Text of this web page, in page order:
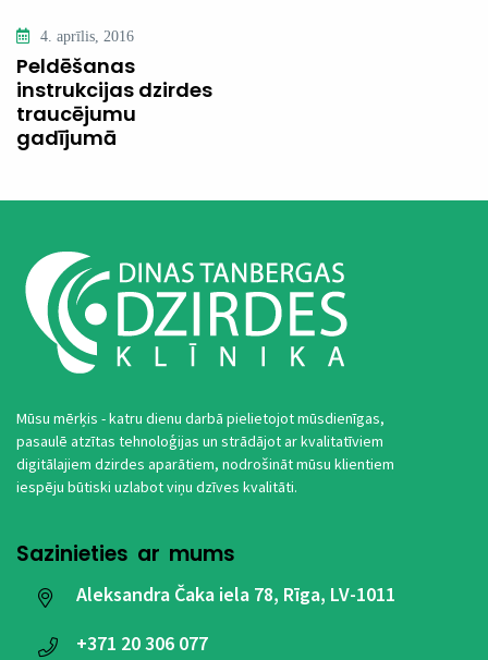
4. aprīlis, 2016
Peldēšanas
instrukcijas dzirdes
traucējumu
gadījumā
Mūsu mērķis - katru dienu darbā pielietojot mūsdienīgas,
pasaulē atzītas tehnoloģijas un strādājot ar kvalitatīviem
digitālajiem dzirdes aparātiem, nodrošināt mūsu klientiem
iespēju būtiski uzlabot viņu dzīves kvalitāti.
Sazinieties ar mums
Aleksandra Čaka iela 78, Rīga, LV-1011
+371 20 306 077